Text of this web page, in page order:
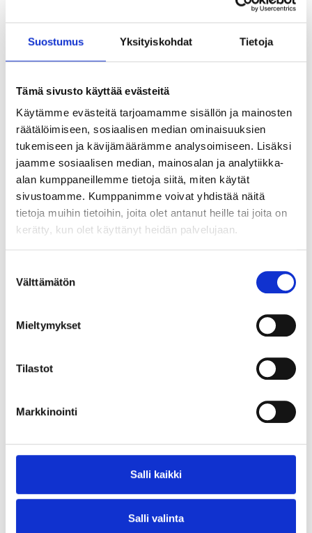
Suostumus Yksityiskohdat Tietoja
Tämä sivusto käyttää evästeitä
Käytämme evästeitä tarjoamamme sisällön ja mainosten
räätälöimiseen, sosiaalisen median ominaisuuksien
tukemiseen ja kävijämäärämme analysoimiseen. Lisäksi
jaamme sosiaalisen median, mainosalan ja analytiikka-
alan kumppaneillemme tietoja siitä, miten käytät
sivustoamme. Kumppanimme voivat yhdistää näitä
tietoja muihin tietoihin, joita olet antanut heille tai joita on
kerätty, kun olet käyttänyt heidän palvelujaan.
valinta
Välttämätön
Mieltymykset
Tilastot
Markkinointi
Salli kaikki
Salli valinta
agentti vaan paras orkestrointi